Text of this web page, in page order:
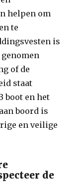
helpen om
te
is
of de
staat
boot en het
boord is
en veilige
de